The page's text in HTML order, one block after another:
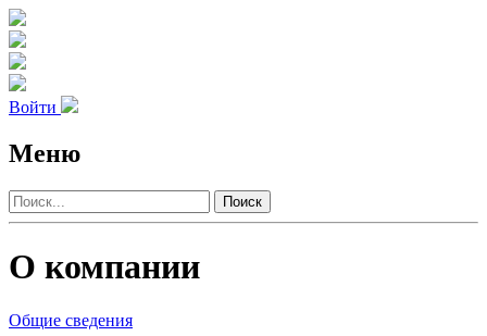
Войти
Меню
Поиск
О компании
Общие сведения